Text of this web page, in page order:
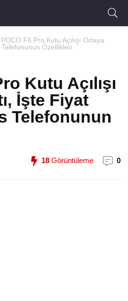
POCO F6 Pro Kutu Açılışı Ortaya
Özellikleri
Kutu Açılışı
İşte Fiyat
Telefonunun
18 Görüntüleme 0